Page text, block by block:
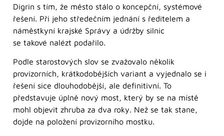
Digrin s tím, že město stálo o koncepční, systémové
řešení. Při jeho středečním jednání s ředitelem a
náměstkyní krajské Správy a údržby silnic
se takové nalézt podařilo.
Podle starostových slov se zvažovalo několik
provizorních, krátkodobějších variant a vyjednalo se i
řešení sice dlouhodobější, ale definitivní. To
představuje úplně nový most, který by se na místě
mohl objevit zhruba za dva roky. Než se tak stane,
dojde na položení provizorního mostku.